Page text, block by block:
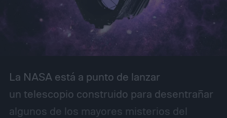
La NASA está a punto de lanzar
un telescopio construido para desentrañar
algunos de los mayores misterios del